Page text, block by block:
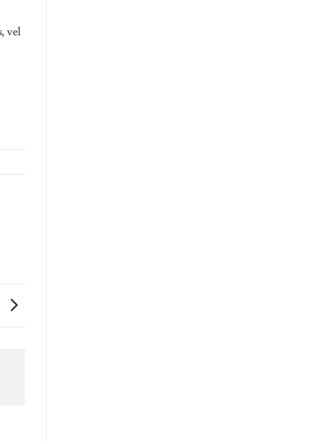
vel